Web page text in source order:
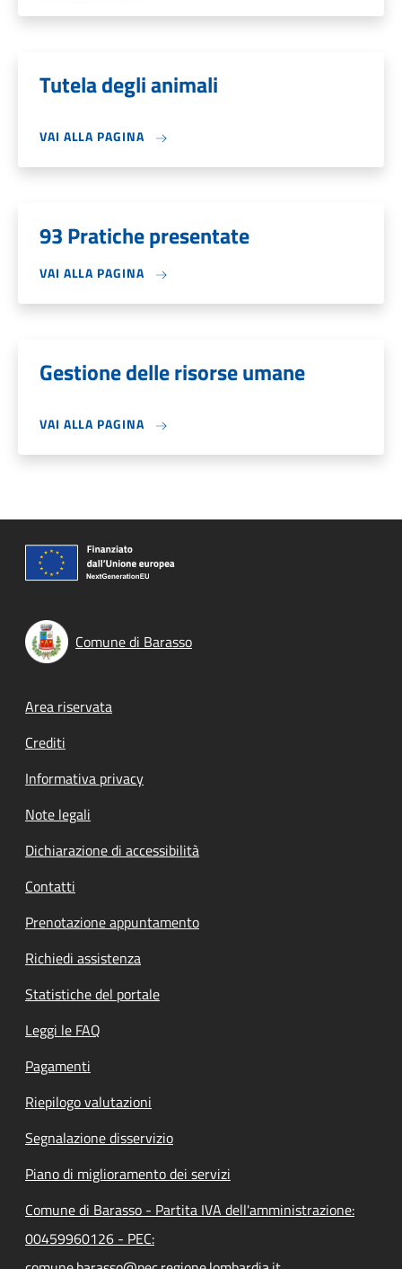
Tutela degli animali
VAI ALLA PAGINA
93 Pratiche presentate
VAI ALLA PAGINA
Gestione delle risorse umane
VAI ALLA PAGINA
Comune di Barasso
Footer menu
Area riservata
Crediti
Informativa privacy
Note legali
Dichiarazione di accessibilità
Contatti
Prenotazione appuntamento
Richiedi assistenza
Statistiche del portale
Leggi le FAQ
Pagamenti
Riepilogo valutazioni
Segnalazione disservizio
Piano di miglioramento dei servizi
Comune di Barasso - Partita IVA dell'amministrazione:
00459960126 - PEC: